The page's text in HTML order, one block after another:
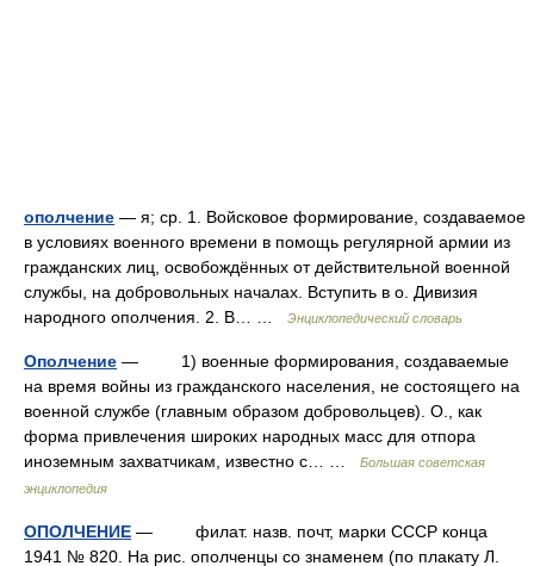
ополчение — я; ср. 1. Войсковое формирование, создаваемое
в условиях военного времени в помощь регулярной армии из
гражданских лиц, освобождённых от действительной военной
службы, на добровольных началах. Вступить в о. Дивизия
народного ополчения. 2. В… …
Энциклопедический словарь
Ополчение — 1) военные формирования, создаваемые
на время войны из гражданского населения, не состоящего на
военной службе (главным образом добровольцев). О., как
форма привлечения широких народных масс для отпора
иноземным захватчикам, известно с… …
Большая советская
энциклопедия
ОПОЛЧЕНИЕ — филат. назв. почт, марки СССР конца
1941 № 820. На рис. ополченцы со знаменем (по плакату Л.